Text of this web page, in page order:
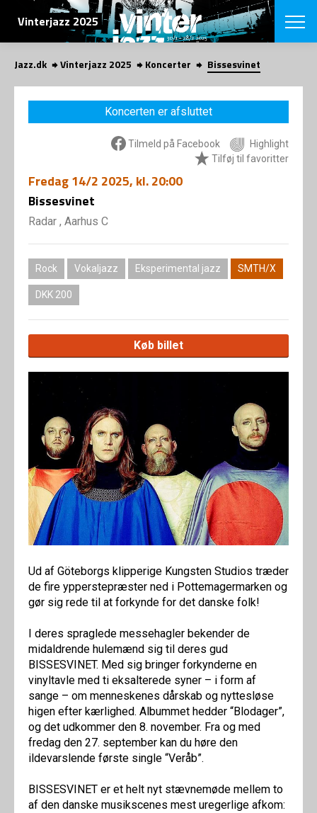
SØG
Vinterjazz 2025
English
VÆLG
COPENHAGEN
VINTERJAZZ
Temaer
LOCATIONS
Om
Om fonden
Om
Jazz.dk Vinterjazz 2025 Koncerter Bissesvinet
Koncerten er afsluttet
Tilmeld på Facebook
Highlight
Tilføj til favoritter
Fredag14/2 2025, kl. 20:00
Bissesvinet
Radar , Aarhus C
Rock Vokaljazz Eksperimental jazz SMTH/X
DKK 200
Køb billet
Ud af Göteborgs klipperige Kungsten Studios træder
de fire ypperstepræster ned i Pottemagermarken og
gør sig rede til at forkynde for det danske folk!
I deres spraglede messehagler bekender de
midaldrende hulemænd sig til deres gud
BISSESVINET. Med sig bringer forkynderne en
vinyltavle med ti eksalterede syner – i form af
sange – om menneskenes dårskab og nyttesløse
higen efter kærlighed. Albummet hedder “Blodager”,
og det udkommer den 8. november. Fra og med
fredag den 27. september kan du høre den
ildevarslende første single “Veråb”.
BISSESVINET er et helt nyt stævnemøde mellem to
af den danske musikscenes mest uregerlige afkom: